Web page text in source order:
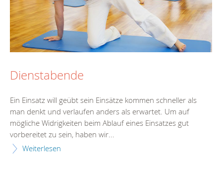
Dienstabende
Ein Einsatz will geübt sein Einsätze kommen schneller als
man denkt und verlaufen anders als erwartet. Um auf
mögliche Widrigkeiten beim Ablauf eines Einsatzes gut
vorbereitet zu sein, haben wir...
Weiterlesen